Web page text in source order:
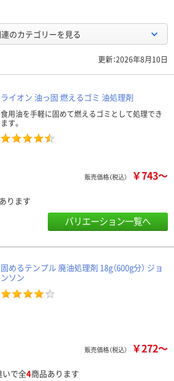
のカテゴリーを見る
更新：2026年8月10日
ライオン 油っ固 燃えるゴミ 油処理剤
食用油を手軽に固めて燃えるゴミとして処理でき
ます。
販売価格（税込） ￥743～
ります
バリエーション一覧へ
固めるテンプル 廃油処理剤 18g（600g分） ジョ
ンソン
販売価格（税込） ￥272～
いで全4商品あります